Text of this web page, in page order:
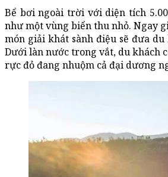
Bể bơi ngoài trời với diện tích
như một vùng biển thu nhỏ. Ngay
món giải khát sành điệu sẽ đưa
Dưới làn nước trong vắt, du khách
rực đỏ đang nhuộm cả đại dương